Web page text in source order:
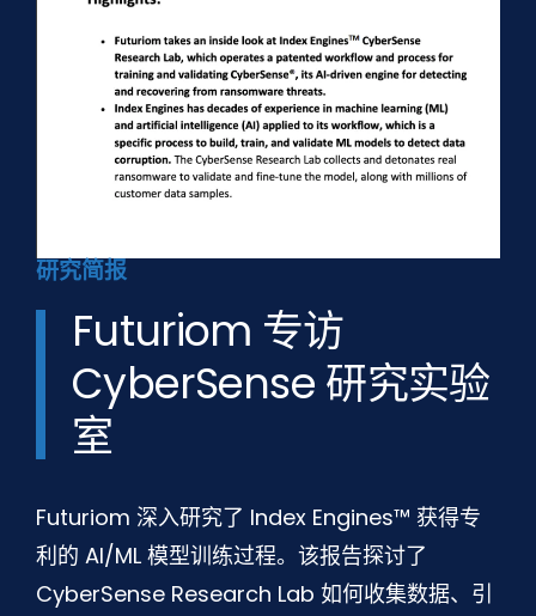
研究简报
Futuriom 专访
CyberSense 研究实验
室
Futuriom 深入研究了 Index Engines™ 获得专
利的 AI/ML 模型训练过程。该报告探讨了
CyberSense Research Lab 如何收集数据、引